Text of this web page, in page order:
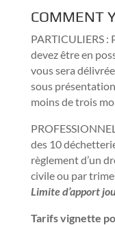
COMMENT
PARTICULIERS
devez être en
vous sera
sous
moins de trois
des 10
règlement d’un
civile ou par
Limite d’apport
Tarifs vignette